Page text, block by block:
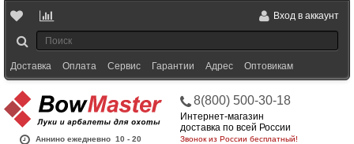
Вход в аккаунт
Доставка Оплата Сервис Гарантии Адрес Оптовикам
Аннино ежедневно 10 - 20
8(800) 500-30-18
Интернет-магазин
доставка по всей России
Звонок из России бесплатный!